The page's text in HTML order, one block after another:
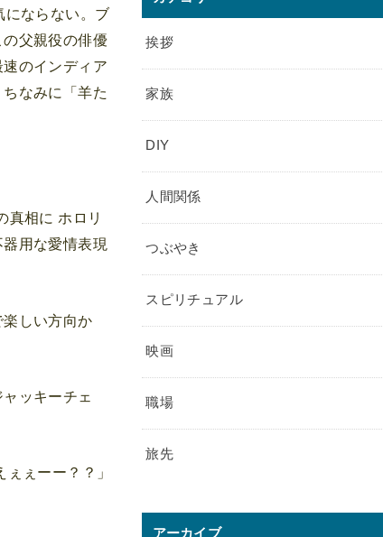
にならない。ブ
父親役の俳優
のインディア
なみに「羊た
真相に ホロリ
用な愛情表現
しい方向か
ッキーチェ
ぇーー？？」
挨拶
家族
DIY
人間関係
つぶやき
スピリチュアル
映画
職場
旅先
アーカイブ